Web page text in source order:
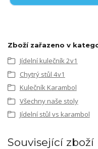
Zboží zařazeno v
Jídelní kulečník 2v1
Chytrý stůl 4v1
Kulečník Karambol
Všechny naše stoly
Jídelní stůl vs karambol
Související zboží